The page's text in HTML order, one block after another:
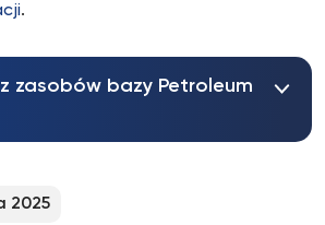
.
zasobów bazy Petroleum
2025